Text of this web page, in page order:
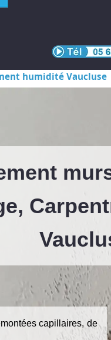
humidité Vaucluse
capillaires, de